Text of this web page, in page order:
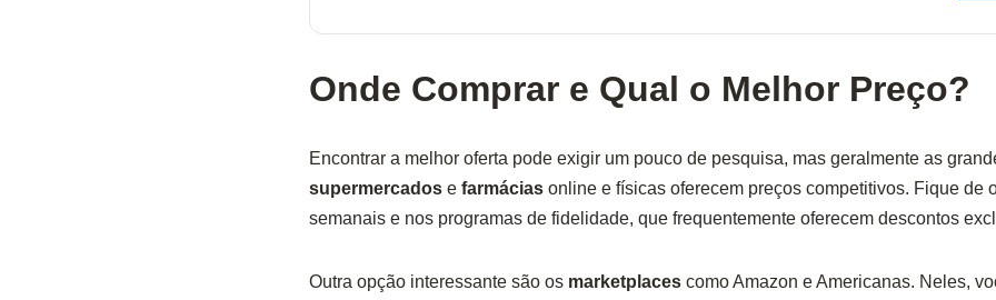
Onde Comprar e Qual o Melhor Preço?
Encontrar a melhor oferta pode exigir um pouco de pesquisa, mas geralmente as
supermercadose farmáciasonline e físicas oferecem preços competitivos. Fique de
semanais e nos programas de fidelidade, que frequentemente oferecem descontos
Outra opção interessante são os marketplacescomo Amazon e Americanas. Neles,